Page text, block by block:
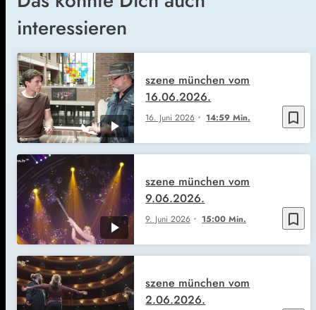
interessieren
bookmark_border
16. Juni 2026 14:59 Min.
szene münchen vom
16.06.2026.
bookmark_border
9. Juni 2026 15:00 Min.
szene münchen vom
9.06.2026.
szene münchen vom
2.06.2026.